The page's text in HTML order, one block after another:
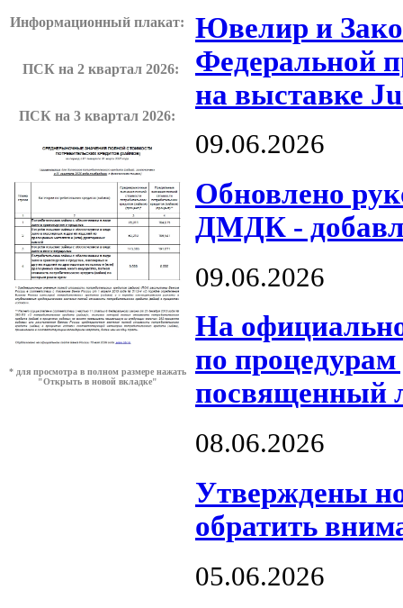
Информационный плакат:
ПСК на 2 квартал 2026:
ПСК на 3 квартал 2026:
* для просмотра в полном размере нажать
"Открыть в новой вкладке"
Ювелир и
Федеральной
на выставке
09.06.2026
Обновлено
ДМДК -
09.06.2026
На
по
посвященный
08.06.2026
️Утверждены
обратить
05.06.2026